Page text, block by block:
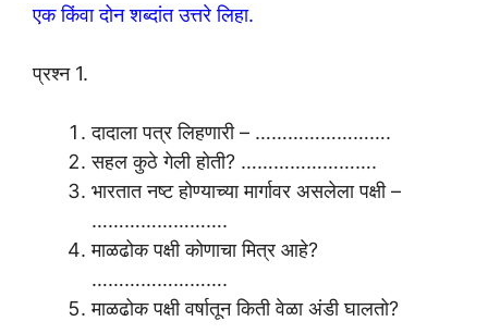
एक किंवा दोन शब्दांत उत्तरे लिहा.
प्रश्न 1.
दादाला पत्र लिहणारी – …………………….
सहल कुठे गेली होती? …………………….
भारतात नष्ट होण्याच्या मार्गावर असलेला पक्षी –
…………………….
माळढोक पक्षी कोणाचा मित्र आहे?
…………………….
माळढोक पक्षी वर्षातून किती वेळा अंडी घालतो?